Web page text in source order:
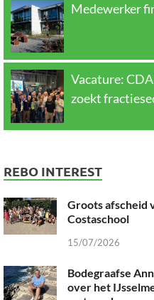
Medewerker
Vacature:
zoekt
REBO INTEREST
Groots afscheid
Costaschool
15/07/2026
Bodegraafse
over het